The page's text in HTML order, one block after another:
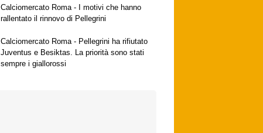
Calciomercato Roma - I motivi che hanno
rallentato il rinnovo di Pellegrini
Calciomercato Roma - Pellegrini ha rifiutato
Juventus e Besiktas. La priorità sono stati
sempre i giallorossi